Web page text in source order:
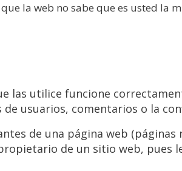
la web no sabe que es usted la
las utilice funcione
usuarios, comentarios o la
de una página web
de un sitio web, pues